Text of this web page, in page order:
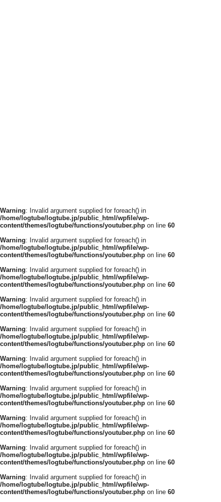
Warning: Invalid argument supplied for foreach() in
/home/logtube/logtube.jp/public_html/wpfile/wp-
content/themes/logtube/functions/youtuber.php on line 60
Warning: Invalid argument supplied for foreach() in
/home/logtube/logtube.jp/public_html/wpfile/wp-
content/themes/logtube/functions/youtuber.php on line 60
Warning: Invalid argument supplied for foreach() in
/home/logtube/logtube.jp/public_html/wpfile/wp-
content/themes/logtube/functions/youtuber.php on line 60
Warning: Invalid argument supplied for foreach() in
/home/logtube/logtube.jp/public_html/wpfile/wp-
content/themes/logtube/functions/youtuber.php on line 60
Warning: Invalid argument supplied for foreach() in
/home/logtube/logtube.jp/public_html/wpfile/wp-
content/themes/logtube/functions/youtuber.php on line 60
Warning: Invalid argument supplied for foreach() in
/home/logtube/logtube.jp/public_html/wpfile/wp-
content/themes/logtube/functions/youtuber.php on line 60
Warning: Invalid argument supplied for foreach() in
/home/logtube/logtube.jp/public_html/wpfile/wp-
content/themes/logtube/functions/youtuber.php on line 60
Warning: Invalid argument supplied for foreach() in
/home/logtube/logtube.jp/public_html/wpfile/wp-
content/themes/logtube/functions/youtuber.php on line 60
Warning: Invalid argument supplied for foreach() in
/home/logtube/logtube.jp/public_html/wpfile/wp-
content/themes/logtube/functions/youtuber.php on line 60
Warning: Invalid argument supplied for foreach() in
/home/logtube/logtube.jp/public_html/wpfile/wp-
content/themes/logtube/functions/youtuber.php on line 60